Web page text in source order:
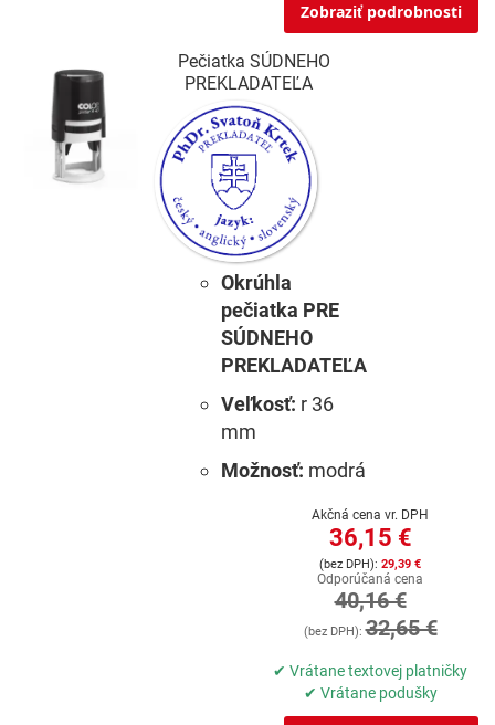
Zobraziť podrobnosti
Pečiatka SÚDNEHO
PREKLADATEĽA
Okrúhla
pečiatka PRE
SÚDNEHO
PREKLADATEĽA
Veľkosť: r 36
mm
Možnosť: modrá
Akčná cena vr. DPH
36,15 €
29,39 €
Odporúčaná cena
40,16 €
32,65 €
✔ Vrátane textovej platničky
✔ Vrátane podušky